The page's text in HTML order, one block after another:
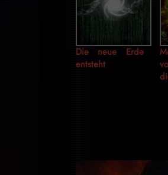
Die neue Erde
entsteht